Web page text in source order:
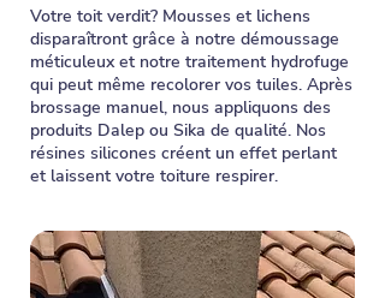
Votre toit verdit? Mousses et lichens
disparaîtront grâce à notre démoussage
méticuleux et notre traitement hydrofuge
qui peut même recolorer vos tuiles. Après
brossage manuel, nous appliquons des
produits Dalep ou Sika de qualité. Nos
résines silicones créent un effet perlant
et laissent votre toiture respirer.